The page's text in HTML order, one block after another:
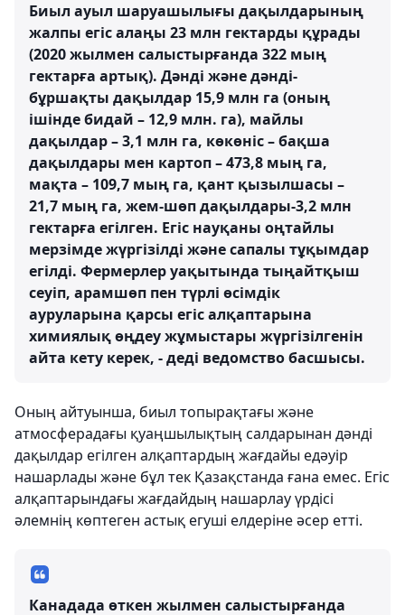
Биыл ауыл шаруашылығы дақылдарының
жалпы егіс алаңы 23 млн гектарды құрады
(2020 жылмен салыстырғанда 322 мың
гектарға артық). Дәнді және дәнді-
бұршақты дақылдар 15,9 млн га (оның
ішінде бидай – 12,9 млн. га), майлы
дақылдар – 3,1 млн га, көкөніс – бақша
дақылдары мен картоп – 473,8 мың га,
мақта – 109,7 мың га, қант қызылшасы –
21,7 мың га, жем-шөп дақылдары-3,2 млн
гектарға егілген. Егіс науқаны оңтайлы
мерзімде жүргізілді және сапалы тұқымдар
егілді. Фермерлер уақытында тыңайтқыш
сеуіп, арамшөп пен түрлі өсімдік
ауруларына қарсы егіс алқаптарына
химиялық өңдеу жұмыстары жүргізілгенін
айта кету керек, - деді ведомство басшысы.
Оның айтуынша, биыл топырақтағы және
атмосферадағы қуаңшылықтың салдарынан дәнді
дақылдар егілген алқаптардың жағдайы едәуір
нашарлады және бұл тек Қазақстанда ғана емес. Егіс
алқаптарындағы жағдайдың нашарлау үрдісі
әлемнің көптеген астық егуші елдеріне әсер етті.
Канадада өткен жылмен салыстырғанда